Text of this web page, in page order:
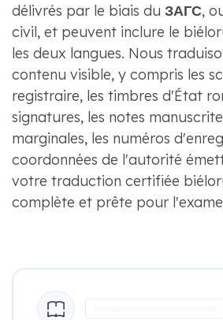
délivrés par le biais du ЗАГС,
civil, et peuvent inclure le
les deux langues. Nous
contenu visible, y compris les
registraire, les timbres d'État
signatures, les notes
marginales, les numéros
coordonnées de l'autorité
votre traduction certifiée
complète et prête pour